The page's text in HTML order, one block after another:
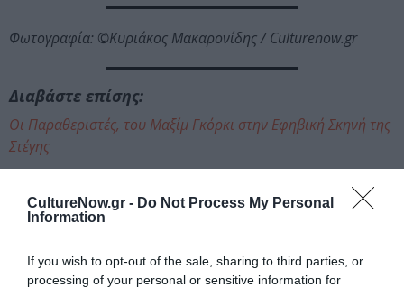
CultureNow.gr - Do Not Process My Personal
Information
If you wish to opt-out of the sale, sharing to third parties, or
processing of your personal or sensitive information for
Φωτογραφία: ©Κυριάκος Μακαρονίδης / Culturenow.gr
Διαβάστε επίσης:
Οι Παραθεριστές, του Μαξίμ Γκόρκι στην Εφηβική Σκηνή της
Στέγης